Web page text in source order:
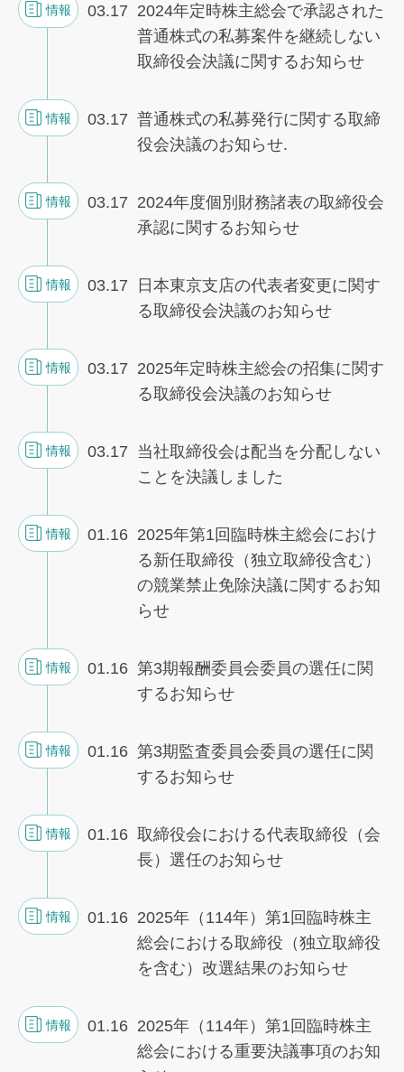
情報 03.17 2024年定時株主総会で承認された
普通株式の私募案件を継続しない
取締役会決議に関するお知らせ
情報 03.17 普通株式の私募発行に関する取締
役会決議のお知らせ.
情報 03.17 2024年度個別財務諸表の取締役会
承認に関するお知らせ
情報 03.17
日本東京支店の代表者変更に関す
る取締役会決議のお知らせ
情報 03.17 2025年定時株主総会の招集に関す
る取締役会決議のお知らせ
情報 03.17 当社取締役会は配当を分配しない
ことを決議しました
情報 01.16 2025年第1回臨時株主総会におけ
る新任取締役（独立取締役含む）
の競業禁止免除決議に関するお知
らせ
情報 01.16 第3期報酬委員会委員の選任に関
するお知らせ
情報 01.16 第3期監査委員会委員の選任に関
するお知らせ
情報 01.16 取締役会における代表取締役（会
長）選任のお知らせ
情報 01.16 2025年（114年）第1回臨時株主
総会における取締役（独立取締役
を含む）改選結果のお知らせ
情報 01.16 2025年（114年）第1回臨時株主
総会における重要決議事項のお知